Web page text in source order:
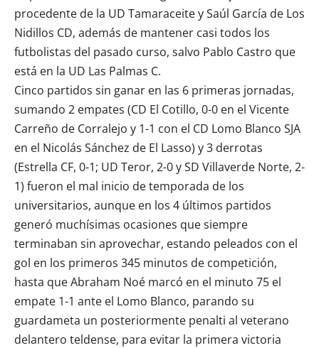
procedente de la UD Tamaraceite y Saúl García de Los
Nidillos CD, además de mantener casi todos los
futbolistas del pasado curso, salvo Pablo Castro que
está en la UD Las Palmas C.
Cinco partidos sin ganar en las 6 primeras jornadas,
sumando 2 empates (CD El Cotillo, 0-0 en el Vicente
Carreño de Corralejo y 1-1 con el CD Lomo Blanco SJA
en el Nicolás Sánchez de El Lasso) y 3 derrotas
(Estrella CF, 0-1; UD Teror, 2-0 y SD Villaverde Norte, 2-
1) fueron el mal inicio de temporada de los
universitarios, aunque en los 4 últimos partidos
generó muchísimas ocasiones que siempre
terminaban sin aprovechar, estando peleados con el
gol en los primeros 345 minutos de competición,
hasta que Abraham Noé marcó en el minuto 75 el
empate 1-1 ante el Lomo Blanco, parando su
guardameta un posteriormente penalti al veterano
delantero teldense, para evitar la primera victoria